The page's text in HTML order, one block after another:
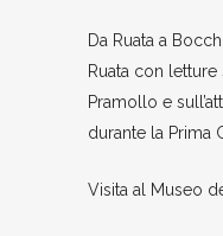
Da Ruata a
Ruata con
Pramollo e
durante la Prima
Visita al Museo